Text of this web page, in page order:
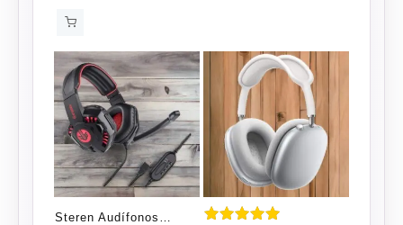
$12,999.00
Steren Audífonos